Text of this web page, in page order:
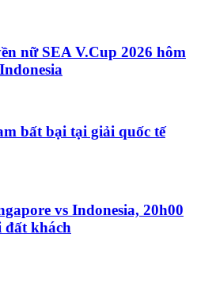
nữ SEA V.Cup 2026 hôm
bất bại tại giải quốc tế
vs Indonesia, 20h00
đất khách